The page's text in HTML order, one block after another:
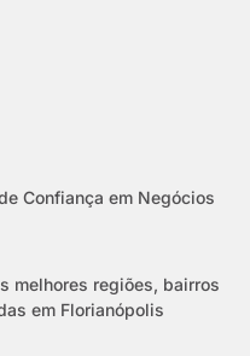
Confiança em Negócios
melhores regiões, bairros
em Florianópolis